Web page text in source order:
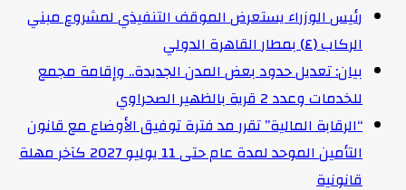
رئيس الوزراء يستعرض الموقف التنفيذي لمشروع مبني
الركاب (٤) بمطار القاهرة الدولي
بيان: تعديل حدود بعض المدن الجديدة.. وإقامة مجمع
للخدمات وعدد 2 قرية بالظهير الصحراوي
“الرقابة المالية” تقرر مد فترة توفيق الأوضاع مع قانون
التأمين الموحد لمدة عام حتى 11 يوليو 2027 كآخر مهلة
قانونية